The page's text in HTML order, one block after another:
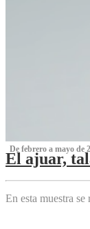
De febrero a mayo de
El ajuar,
‌
En esta muestra